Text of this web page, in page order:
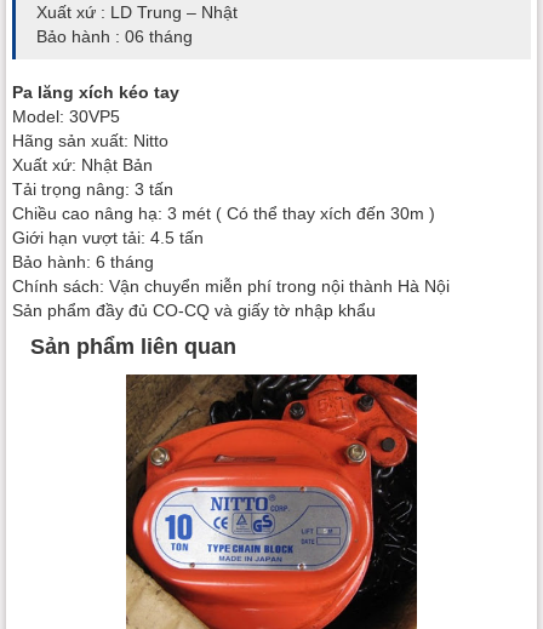
Xuất xứ : LD Trung – Nhật
Bảo hành : 06 tháng
Pa lăng xích kéo tay
Model: 30VP5
Hãng sản xuất: Nitto
Xuất xứ: Nhật Bản
Tải trọng nâng: 3 tấn
Chiều cao nâng hạ: 3 mét ( Có thể thay xích đến 30m )
Giới hạn vượt tải: 4.5 tấn
Bảo hành: 6 tháng
Chính sách: Vận chuyển miễn phí trong nội thành Hà Nội
Sản phẩm đầy đủ CO-CQ và giấy tờ nhập khẩu
Sản phẩm liên quan